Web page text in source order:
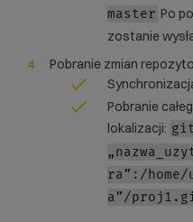
master Po
zostanie
Pobranie zmian
Pobranie
lokalizacji:
ra”:/home/
a”/